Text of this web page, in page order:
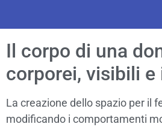
Il corpo di una
corporei, visibili
La creazione dello spazio per il
modificando i comportamenti